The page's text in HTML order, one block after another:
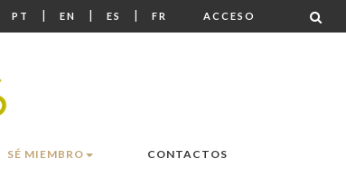
PT | EN | ES | FR ACCESO
SÉ MIEMBRO CONTACTOS